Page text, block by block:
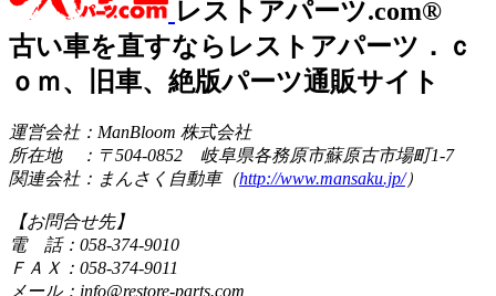
レストアパーツ.com®
古い車を直すならレストアパーツ．ｃ
ｏｍ、旧車、絶版パーツ通販サイト
運営会社：ManBloom 株式会社
所在地 ：〒504-0852 岐阜県各務原市蘇原古市場町1-7
関連会社：まんさく自動車（http://www.mansaku.jp/）
【お問合せ先】
電 話：058-374-9010
ＦＡＸ：058-374-9011
メール：info@restore-parts.com